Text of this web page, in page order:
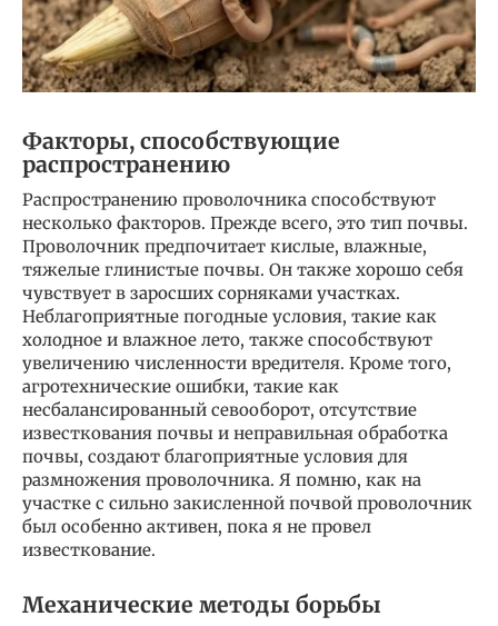
Факторы, способствующие
распространению
Распространению проволочника способствуют
несколько факторов. Прежде всего, это тип почвы.
Проволочник предпочитает кислые, влажные,
тяжелые глинистые почвы. Он также хорошо себя
чувствует в заросших сорняками участках.
Неблагоприятные погодные условия, такие как
холодное и влажное лето, также способствуют
увеличению численности вредителя. Кроме того,
агротехнические ошибки, такие как
несбалансированный севооборот, отсутствие
известкования почвы и неправильная обработка
почвы, создают благоприятные условия для
размножения проволочника. Я помню, как на
участке с сильно закисленной почвой проволочник
был особенно активен, пока я не провел
известкование.
Механические методы борьбы